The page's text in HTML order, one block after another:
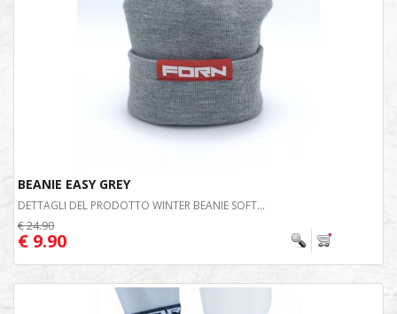
BEANIE EASY GREY
DETTAGLI DEL PRODOTTO WINTER BEANIE SOFT...
€ 24.90
€ 9.90